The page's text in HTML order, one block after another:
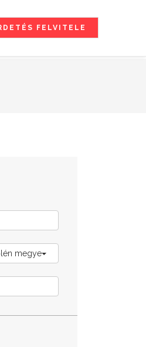
FELVITELE
megye